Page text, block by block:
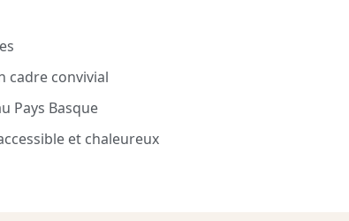
cadre convivial
Pays Basque
et chaleureux